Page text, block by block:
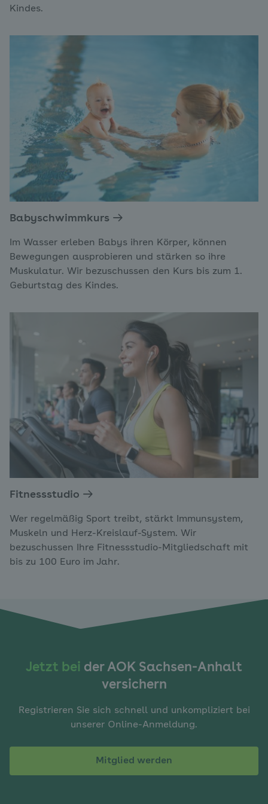
Kindes.
Babyschwimmkurs
Im Wasser erleben Babys ihren Körper, können
Bewegungen ausprobieren und stärken so ihre
Muskulatur. Wir bezuschussen den Kurs bis zum 1.
Geburtstag des Kindes.
Fitnessstudio
Wer regelmäßig Sport treibt, stärkt Immunsystem,
Muskeln und Herz-Kreislauf-System. Wir
bezuschussen Ihre Fitnessstudio-Mitgliedschaft mit
bis zu 100 Euro im Jahr.
Jetzt bei der AOK Sachsen-Anhalt
versichern
Registrieren Sie sich schnell und unkompliziert bei
unserer Online-Anmeldung.
Mitglied werden